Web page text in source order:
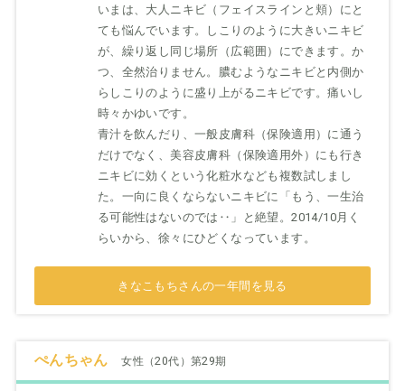
いまは、大人ニキビ（フェイスラインと頬）にと
ても悩んでいます。しこりのように大きいニキビ
が、繰り返し同じ場所（広範囲）にできます。か
つ、全然治りません。膿むようなニキビと内側か
らしこりのように盛り上がるニキビです。痛いし
時々かゆいです。
青汁を飲んだり、一般皮膚科（保険適用）に通う
だけでなく、美容皮膚科（保険適用外）にも行き
ニキビに効くという化粧水なども複数試しまし
た。一向に良くならないニキビに「もう、一生治
る可能性はないのでは‥」と絶望。2014/10月く
らいから、徐々にひどくなっています。
きなこもちさんの一年間を見る
ぺんちゃん 女性（20代）第29期